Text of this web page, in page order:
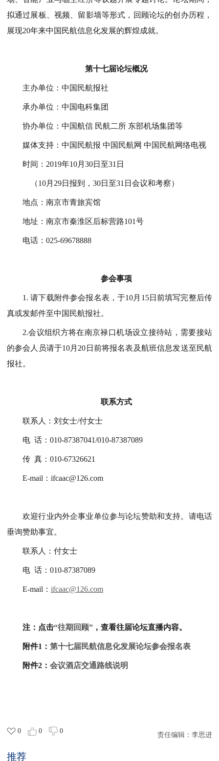
拟通过展板、视频、留影墙等形式，回顾论坛的创办历程，
展现20年来中国民航信息化发展的辉煌成就。
第十七届论坛概况
主办单位：中国民航报社
承办单位：中国电科集团
协办单位：中国航信 民航二所 东部机场集团等
媒体支持：中国民航报 中国民航网 中国民航网络电视
时间： 2019年10月30日至31日
（10月29日报到，30日至31日会议和考察）
地点：南京市青旅宾馆
地址：南京市秦淮区后标营路101号
电话： 025-69678888
参会事项
1. 请下载附件参会报名表，于10月15日前填写完整后传
真或发邮件至中国民航报社。
2.会议组织方将在南京禄口机场设立接待站，需要接站
的参会人员请于10月20日前将报名表及航班信息发送至民航
报社。
联系方式
联系人：刘女士/付女士
电 话： 010-87387041/010-87387089
传 真： 010-67326621
E-mail：ifcaac@126.com
欢迎行业内外企事业单位参与论坛赞助和支持。请电话
垂询赞助事宜。
联系人：付女士
电 话： 010-87387089
E-mail： ifcaac@126.com
注： 点击“往期回顾” ，查看往届论坛直播内容。
附件1： 第十七届民航信息化发展论坛参会报名表
附件2： 会议酒店交通路线说明
0 0 0
责任编辑： 李思进
推荐